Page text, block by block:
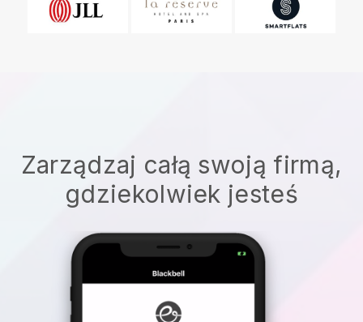
Zarządzaj całą swoją firmą,
gdziekolwiek jesteś